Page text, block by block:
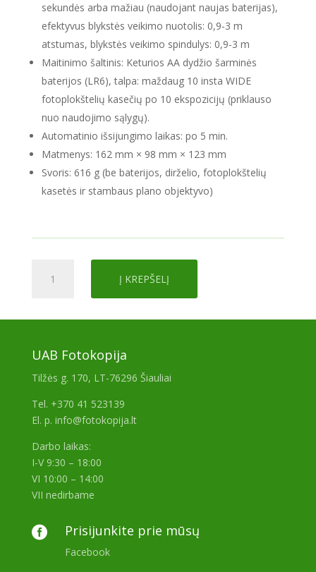
sekundės arba mažiau (naudojant naujas baterijas),
efektyvus blykstės veikimo nuotolis: 0,9-3 m
atstumas, blykstės veikimo spindulys: 0,9-3 m
Maitinimo šaltinis: Keturios AA dydžio šarminės
baterijos (LR6), talpa: maždaug 10 insta WIDE
fotoplokštelių kasečių po 10 ekspozicijų (priklauso
nuo naudojimo sąlygų).
Automatinio išsijungimo laikas: po 5 min.
Matmenys: 162 mm × 98 mm × 123 mm
Svoris: 616 g (be baterijos, dirželio, fotoplokštelių
kasetės ir stambaus plano objektyvo)
kiekis:
Į KREPŠELĮ
UAB Fotokopija
Tilžės g. 170, LT-76296 Šiauliai
Tel. +370 41 523139
El. p. info@fotokopija.lt
Darbo laikas:
I-V 9:30 – 18:00
VI 10:00 – 14:00
VII nedirbame
 Prisijunkite prie mūsų
Facebook